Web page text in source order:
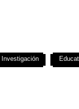
Investigación